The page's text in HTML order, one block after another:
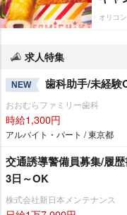
オリコ
求人特集
NEW 歯科助手/未経
おおむらファミリー歯科
時給1,300円
アルバイト・パート / 東京都
交通誘導警備員募集/履
3日～OK
株式会社新日本メンテナンス